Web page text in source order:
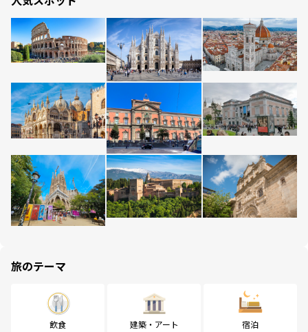
旅のテーマ
飲食 建築・アート 宿泊